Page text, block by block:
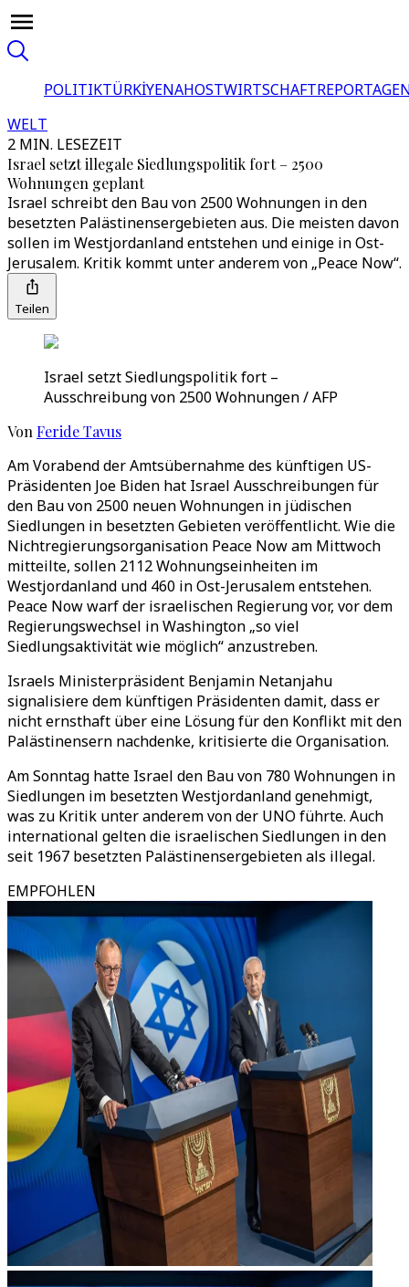
POLITIKTÜRKİYENAHOSTWIRTSCHAFT
WELT
2 MIN. LESEZEIT
Israel setzt illegale Siedlungspolitik fort – 2500
Wohnungen geplant
Israel schreibt den Bau von 2500 Wohnungen in den
besetzten Palästinensergebieten aus. Die meisten davon
sollen im Westjordanland entstehen und einige in Ost-
Jerusalem. Kritik kommt unter anderem von „Peace Now“.
Teilen
Israel setzt Siedlungspolitik fort –
Ausschreibung von 2500 Wohnungen / AFP
Von Feride Tavus
Am Vorabend der Amtsübernahme des künftigen US-
Präsidenten Joe Biden hat Israel Ausschreibungen für
den Bau von 2500 neuen Wohnungen in jüdischen
Siedlungen in besetzten Gebieten veröffentlicht. Wie die
Nichtregierungsorganisation Peace Now am Mittwoch
mitteilte, sollen 2112 Wohnungseinheiten im
Westjordanland und 460 in Ost-Jerusalem entstehen.
Peace Now warf der israelischen Regierung vor, vor dem
Regierungswechsel in Washington „so viel
Siedlungsaktivität wie möglich“ anzustreben.
Israels Ministerpräsident Benjamin Netanjahu
signalisiere dem künftigen Präsidenten damit, dass er
nicht ernsthaft über eine Lösung für den Konflikt mit den
Palästinensern nachdenke, kritisierte die Organisation.
Am Sonntag hatte Israel den Bau von 780 Wohnungen in
Siedlungen im besetzten Westjordanland genehmigt,
was zu Kritik unter anderem von der UNO führte. Auch
international gelten die israelischen Siedlungen in den
seit 1967 besetzten Palästinensergebieten als illegal.
EMPFOHLEN